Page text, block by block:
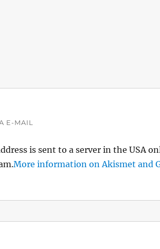
E-MAIL
is sent to a server in the USA
More information on Akismet and